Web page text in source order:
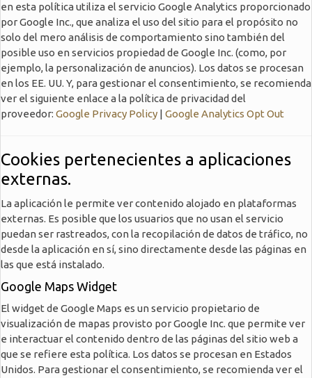
en esta política utiliza el servicio Google Analytics proporcionado
por Google Inc., que analiza el uso del sitio para el propósito no
solo del mero análisis de comportamiento sino también del
posible uso en servicios propiedad de Google Inc. (como, por
ejemplo, la personalización de anuncios). Los datos se procesan
en los EE. UU. Y, para gestionar el consentimiento, se recomienda
ver el siguiente enlace a la política de privacidad del
proveedor: Google Privacy Policy | Google Analytics Opt Out
Cookies pertenecientes a aplicaciones
externas.
La aplicación le permite ver contenido alojado en plataformas
externas. Es posible que los usuarios que no usan el servicio
puedan ser rastreados, con la recopilación de datos de tráfico, no
desde la aplicación en sí, sino directamente desde las páginas en
las que está instalado.
Google Maps Widget
El widget de Google Maps es un servicio propietario de
visualización de mapas provisto por Google Inc. que permite ver
e interactuar el contenido dentro de las páginas del sitio web a
que se refiere esta política. Los datos se procesan en Estados
Unidos. Para gestionar el consentimiento, se recomienda ver el